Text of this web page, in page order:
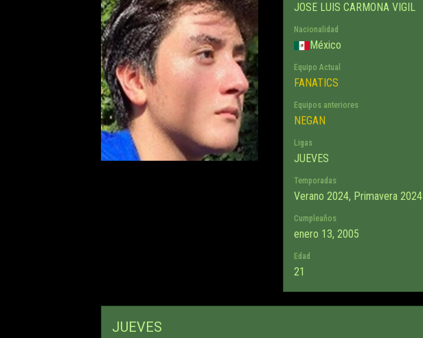
JOSE LUIS CARMONA VIGIL
Nacionalidad
México
Equipo Actual
FANATICS
Equipos anteriores
NEGAN
Ligas
JUEVES
Temporadas
Verano 2024, Primavera 2024
Cumpleaños
enero 13, 2005
Edad
21
JUEVES